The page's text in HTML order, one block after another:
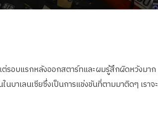
ต่รอบแรกหลังออกสตาร์ทและผมรู้สึกผิดหวังม
าเลนเซียซึ่งเป็นการแข่งขันที่ตามมาติดๆ เรา